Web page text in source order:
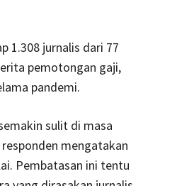
1.308 jurnalis dari 77
pemotongan gaji,
pandemi.
sulit di masa
mengatakan
Pembatasan ini tentu